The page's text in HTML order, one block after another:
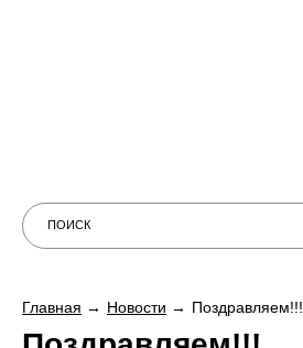
Главная Новости Поздравляем!!!